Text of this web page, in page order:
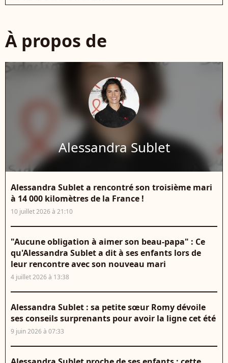
À propos de
Alessandra Sublet
Alessandra Sublet a rencontré son troisième mari
à 14 000 kilomètres de la France !
10 juillet 2026 à 21:10
"Aucune obligation à aimer son beau-papa" : Ce
qu'Alessandra Sublet a dit à ses enfants lors de
leur rencontre avec son nouveau mari
4 juillet 2026 à 13:38
Alessandra Sublet : sa petite sœur Romy dévoile
ses conseils surprenants pour avoir la ligne cet été
9 juin 2026 à 07:33